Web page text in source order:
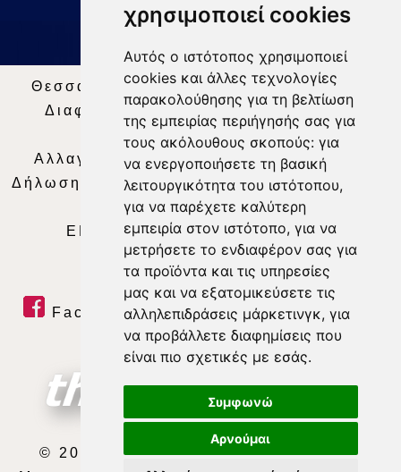
χρησιμοποιεί cookies
Αυτός ο ιστότοπος χρησιμοποιεί
cookies και άλλες τεχνολογίες
παρακολούθησης για τη βελτίωση
της εμπειρίας περιήγησής σας για
τους ακόλουθους σκοπούς: για
να ενεργοποιήσετε τη βασική
λειτουργικότητα του ιστότοπου,
για να παρέχετε καλύτερη
εμπειρία στον ιστότοπο, για να
μετρήσετε το ενδιαφέρον σας για
τα προϊόντα και τις υπηρεσίες
μας και να εξατομικεύσετε τις
αλληλεπιδράσεις μάρκετινγκ, για
να προβάλλετε διαφημίσεις που
είναι πιο σχετικές με εσάς.
Συμφωνώ
Αρνούμαι
Θεσσαλία Τηλεόραση|SNG Services
Διαφήμιση | Όροι Χρήσης |Δήλωση
Απορρήτου |
Περιεχόμενο
Αλλαγή Προτιμήσεων για τα Cookies
Δήλωση συμμόρφωσης με τη σύσταση (ΕΕ)
2018/334|Ταυτότητα
ΕΝΗΜΕΡΩΣΗ |WEB TV| LIVE
Facebook| Twitter | Youtube
RSS Feed
© 2026 ΘΕΣΣΑΛΙΑ ΤΗΛΕΟΡΑΣΗ Α.Ε.